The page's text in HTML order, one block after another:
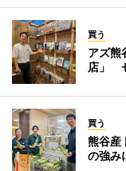
買う
アズ熊
店」
買う
熊谷産
の強み